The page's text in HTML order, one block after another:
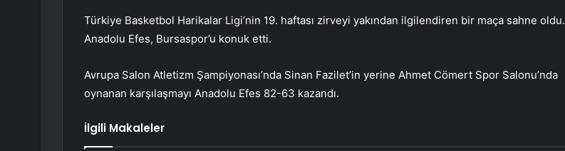
Türkiye Basketbol Harikalar Ligi’nin 19. haftası zirveyi yakından ilgilendiren bir maça sahne oldu.
Anadolu Efes, Bursaspor’u konuk etti.
Avrupa Salon Atletizm Şampiyonası’nda Sinan Fazilet’in yerine Ahmet Cömert Spor Salonu’nda
oynanan karşılaşmayı Anadolu Efes 82-63 kazandı.
İlgili Makaleler